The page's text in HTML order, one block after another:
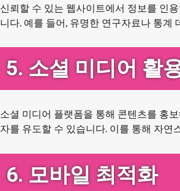
신뢰할 수 있는 웹사이트에서 정보를 인
니다. 예를 들어, 유명한 연구자료나 통계
5. 소셜 미디어 활
소셜 미디어 플랫폼을 통해 콘텐츠를 홍
자를 유도할 수 있습니다. 이를 통해 자연
6. 모바일 최적화